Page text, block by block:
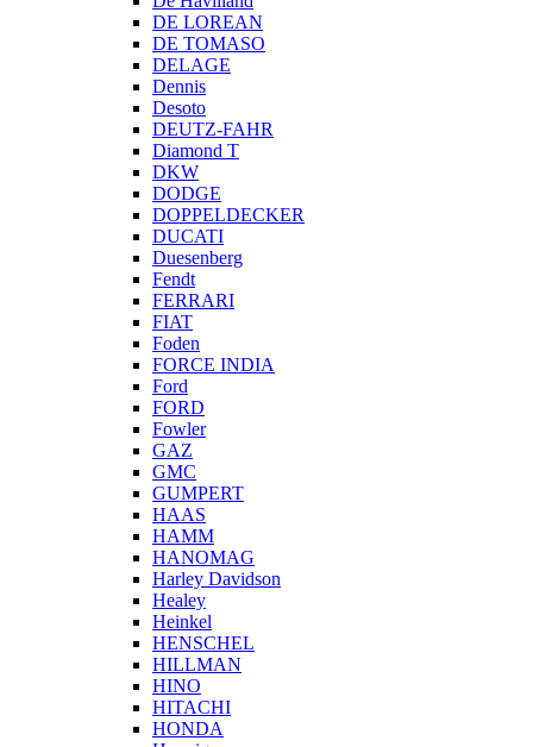
DE LOREAN
DE TOMASO
DELAGE
Dennis
Desoto
DEUTZ-FAHR
Diamond T
DKW
DODGE
DOPPELDECKER
DUCATI
Duesenberg
Fendt
FERRARI
FIAT
Foden
FORCE INDIA
Ford
FORD
Fowler
GAZ
GMC
GUMPERT
HAAS
HAMM
HANOMAG
Harley Davidson
Healey
Heinkel
HENSCHEL
HILLMAN
HINO
HITACHI
HONDA